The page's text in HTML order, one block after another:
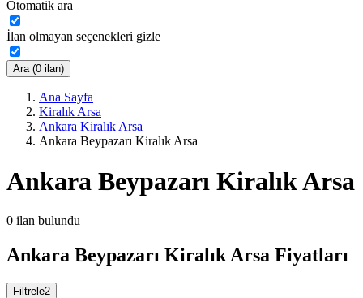
Otomatik ara
İlan olmayan seçenekleri gizle
Ara (0 ilan)
Ana Sayfa
Kiralık Arsa
Ankara Kiralık Arsa
Ankara Beypazarı Kiralık Arsa
Ankara Beypazarı Kiralık Arsa
0 ilan bulundu
Ankara Beypazarı Kiralık Arsa Fiyatları
Filtrele2